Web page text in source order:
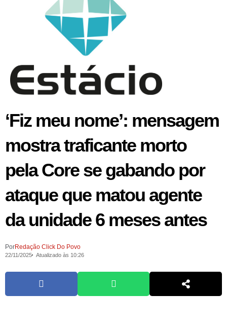
‘Fiz meu nome’: mensagem
mostra traficante morto
pela Core se gabando por
ataque que matou agente
da unidade 6 meses antes
PorRedação Click Do Povo
22/11/2025 Atualizado às 10:26